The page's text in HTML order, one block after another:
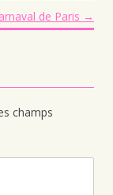
de Paris →
champs